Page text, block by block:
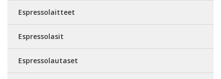
Espressolaitteet
Espressolasit
Espressolautaset